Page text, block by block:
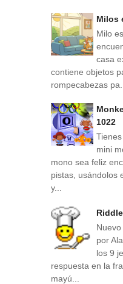
Milos
Milo
casa
contiene objetos
rompecabezas pa...
1022
mini
mono sea feliz
pistas, usándolos
y...
por
los 9
respuesta en la
mayú...